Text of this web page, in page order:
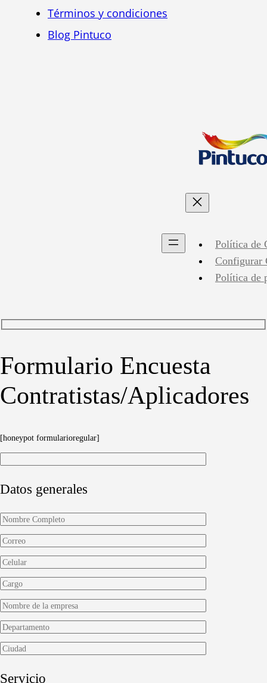
Términos y condiciones
Blog Pintuco
Política de
Configurar
Política de
Formulario Encuesta
Contratistas/Aplicadores
[honeypot formularioregular]
Datos generales
Servicio